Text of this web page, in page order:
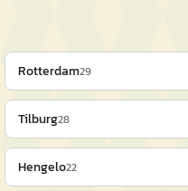
Rotterdam29
Tilburg28
Hengelo22